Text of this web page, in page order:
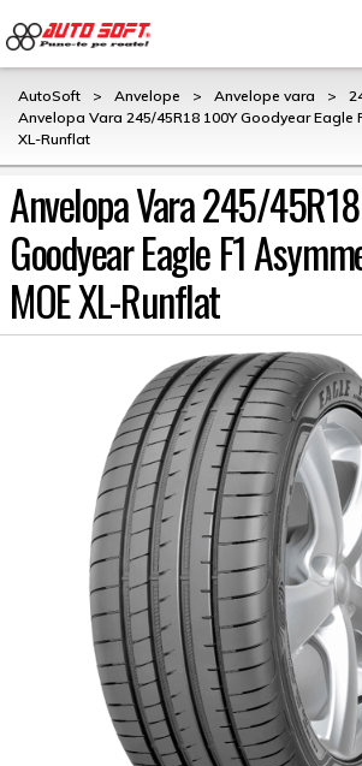
AutoSoft > Anvelope > Anvelope vara >
Anvelopa Vara 245/45R18 100Y Goodyear Eagle
XL-Runflat
Anvelopa Vara 245/
Goodyear Eagle F1
MOE XL-Runflat